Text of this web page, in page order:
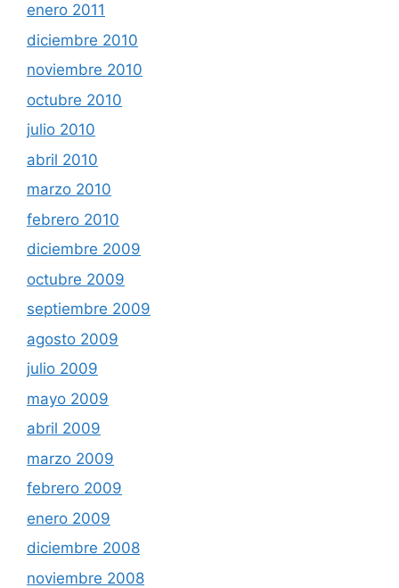
enero 2011
diciembre 2010
noviembre 2010
octubre 2010
julio 2010
abril 2010
marzo 2010
febrero 2010
diciembre 2009
octubre 2009
septiembre 2009
agosto 2009
julio 2009
mayo 2009
abril 2009
marzo 2009
febrero 2009
enero 2009
diciembre 2008
noviembre 2008